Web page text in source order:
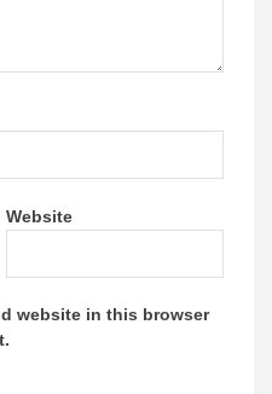
Website
website in this browser